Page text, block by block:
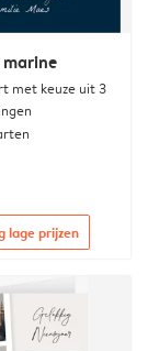
met keuze uit 3
lage prijzen